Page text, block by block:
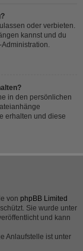
oder verbieten.
kannst und du
in den persönlichen
erhalten und diese
von phpBB Limited
Sie wurde unter
und kann
Anlaufstelle ist unter